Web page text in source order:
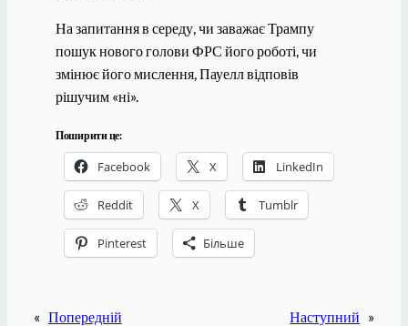
На запитання в середу, чи заважає Трампу
пошук нового голови ФРС його роботі, чи
змінює його мислення, Пауелл відповів
рішучим «ні».
Поширити це:
Facebook X LinkedIn
Reddit X Tumblr
Pinterest Більше
« Попередній Наступний »